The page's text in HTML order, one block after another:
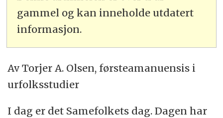
gammel og kan inneholde utdatert
informasjon.
Av Torjer A. Olsen, førsteamanuensis i
urfolksstudier
I dag er det Samefolkets dag. Dagen har